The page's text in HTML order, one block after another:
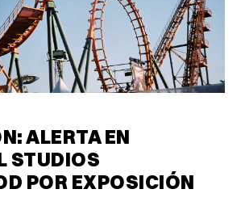
ALERTA EN
STUDIOS
POR EXPOSICIÓN